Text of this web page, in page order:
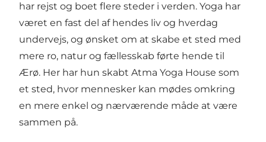
har rejst og boet flere steder i verden. Yoga har
været en fast del af hendes liv og hverdag
undervejs, og ønsket om at skabe et sted med
mere ro, natur og fællesskab førte hende til
Ærø. Her har hun skabt Atma Yoga House som
et sted, hvor mennesker kan mødes omkring
en mere enkel og nærværende måde at være
sammen på.